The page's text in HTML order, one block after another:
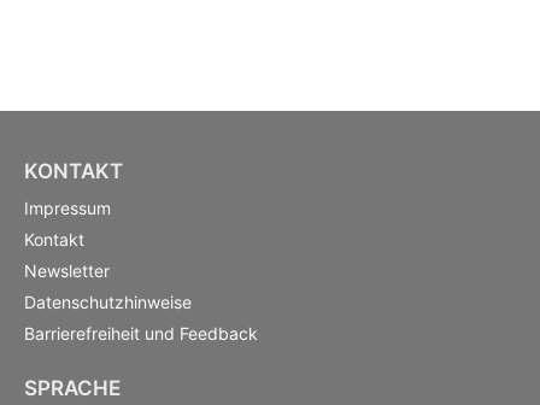
KONTAKT
Impressum
Kontakt
Newsletter
Datenschutzhinweise
Barrierefreiheit und Feedback
SPRACHE